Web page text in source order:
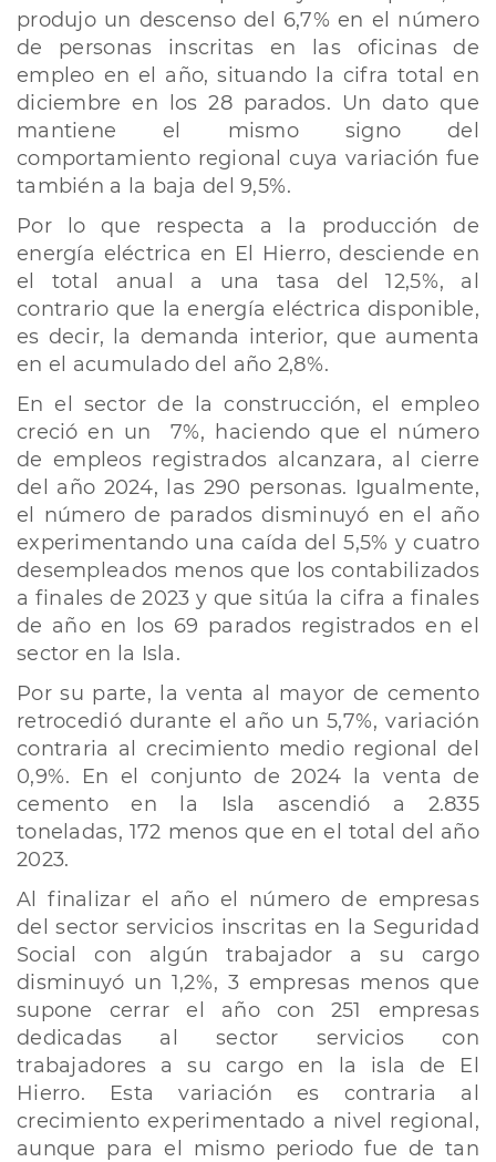
produjo un descenso del 6,7% en el número
de personas inscritas en las oficinas de
empleo en el año, situando la cifra total en
diciembre en los 28 parados. Un dato que
mantiene el mismo signo del
comportamiento regional cuya variación fue
también a la baja del 9,5%.
Por lo que respecta a la producción de
energía eléctrica en El Hierro, desciende en
el total anual a una tasa del 12,5%, al
contrario que la energía eléctrica disponible,
es decir, la demanda interior, que aumenta
en el acumulado del año 2,8%.
En el sector de la construcción, el empleo
creció en un 7%, haciendo que el número
de empleos registrados alcanzara, al cierre
del año 2024, las 290 personas. Igualmente,
el número de parados disminuyó en el año
experimentando una caída del 5,5% y cuatro
desempleados menos que los contabilizados
a finales de 2023 y que sitúa la cifra a finales
de año en los 69 parados registrados en el
sector en la Isla.
Por su parte, la venta al mayor de cemento
retrocedió durante el año un 5,7%, variación
contraria al crecimiento medio regional del
0,9%. En el conjunto de 2024 la venta de
cemento en la Isla ascendió a 2.835
toneladas, 172 menos que en el total del año
2023.
Al finalizar el año el número de empresas
del sector servicios inscritas en la Seguridad
Social con algún trabajador a su cargo
disminuyó un 1,2%, 3 empresas menos que
supone cerrar el año con 251 empresas
dedicadas al sector servicios con
trabajadores a su cargo en la isla de El
Hierro. Esta variación es contraria al
crecimiento experimentado a nivel regional,
aunque para el mismo periodo fue de tan